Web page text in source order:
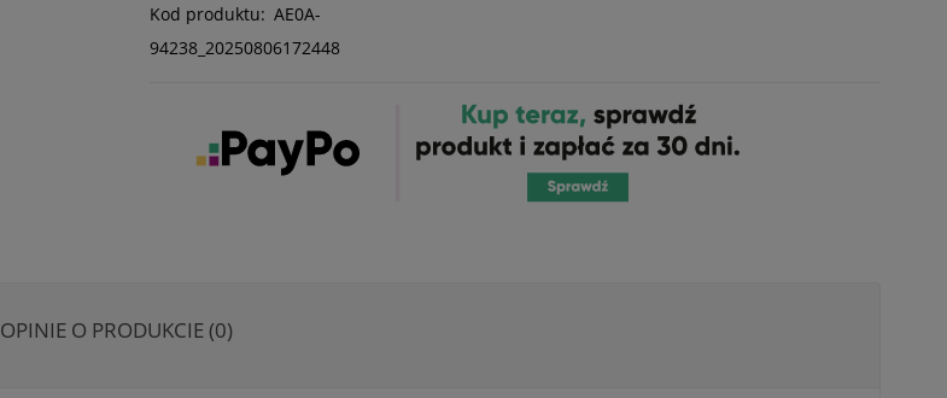
Kod produktu: AE0A-
94238_20250806172448
OPINIE O PRODUKCIE (0)